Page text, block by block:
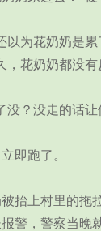
为花奶奶是累
，花奶奶都没有
？没走的话让
跑了。
上村里的拖
警，警察当晚